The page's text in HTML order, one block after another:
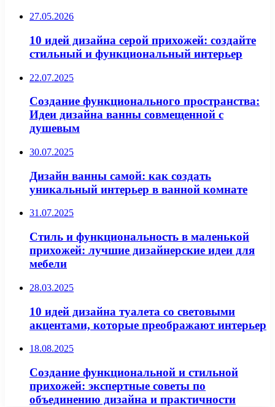
27.05.2026
10 идей дизайна серой прихожей: создайте
стильный и функциональный интерьер
22.07.2025
Создание функционального пространства:
Идеи дизайна ванны совмещенной с
душевым
30.07.2025
Дизайн ванны самой: как создать
уникальный интерьер в ванной комнате
31.07.2025
Стиль и функциональность в маленькой
прихожей: лучшие дизайнерские идеи для
мебели
28.03.2025
10 идей дизайна туалета со световыми
акцентами, которые преображают интерьер
18.08.2025
Создание функциональной и стильной
прихожей: экспертные советы по
объединению дизайна и практичности